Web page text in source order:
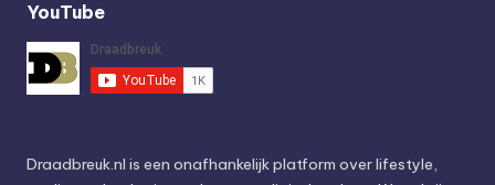
YouTube
Draadbreuk.nl is een onafhankelijk platform over lifestyle,